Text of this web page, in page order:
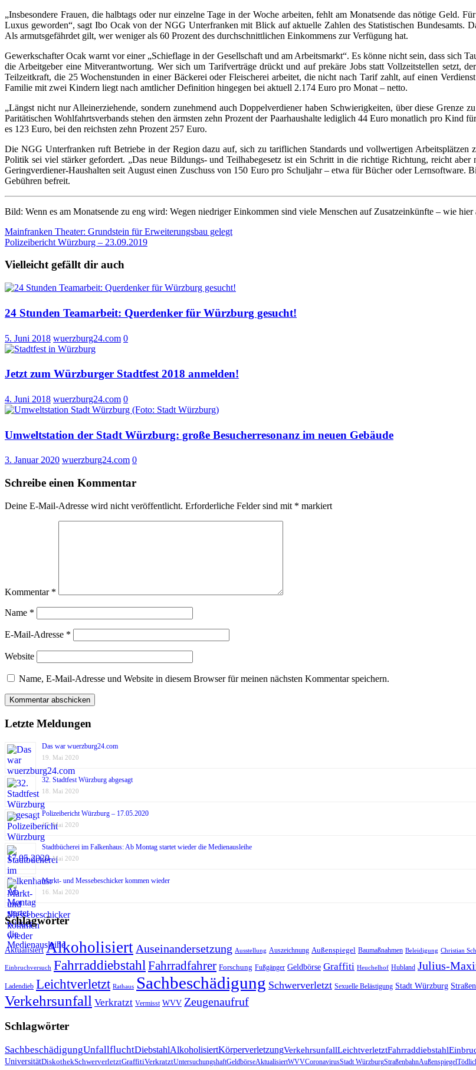
„Insbesondere Frauen, die halbtags oder nur einzelne Tage in der Woche arbeiten, fehlt am Monatsende das nötige Geld.
Luxus geworden“, sagt Ibo Ocak von der NGG Unterfranken mit Blick auf aktuelle Zahlen des Statistischen Bundesamts.
Als armutsgefährdet gilt, wer weniger als 60 Prozent des durchschnittlichen Einkommens zur Verfügung hat.
Gewerkschafter Ocak warnt vor einer „Schieflage in der Gesellschaft und am Arbeitsmarkt“. Es könne nicht sein, dass sich
die Arbeitgeber eine Mitverantwortung. Wer sich um Tarifverträge drückt und auf prekäre Jobs statt Vollzeitstellen setzt,
Teilzeitkraft, die 25 Wochenstunden in einer Bäckerei oder Fleischerei arbeitet, die nicht nach Tarif zahlt, auf einen
Familie mit zwei Kindern liegt nach amtlicher Definition hingegen bei aktuell 2.174 Euro pro Monat – netto.
„Längst nicht nur Alleinerziehende, sondern zunehmend auch Doppelverdiener haben Schwierigkeiten, über diese
Paritätischen Wohlfahrtsverbands stehen den ärmsten zehn Prozent der Paarhaushalte lediglich 44 Euro monatlich pro
es 123 Euro, bei den reichsten zehn Prozent 257 Euro.
Die NGG Unterfranken ruft Betriebe in der Region dazu auf, sich zu tariflichen Standards und vollwertigen
Politik sei viel stärker gefordert. „Das neue Bildungs- und Teilhabegesetz ist ein Schritt in die richtige Richtung, reicht
Geringverdiener-Haushalten seit August einen Zuschuss von 150 Euro pro Schuljahr – etwa für Bücher oder
Gebühren befreit.
Bild: Wenn es am Monatsende zu eng wird: Wegen niedriger Einkommen sind viele Menschen auf Zusatzeinkünfte – wie
Beitragsnavigation
Mainfranken Theater: Grundstein für Erweiterungsbau gelegt
Polizeibericht Würzburg – 23.09.2019
Vielleicht gefällt dir auch
24 Stunden Teamarbeit: Querdenker für Würzburg gesucht!
5. Juni 2018 wuerzburg24.com 0
Jetzt zum Würzburger Stadtfest 2018 anmelden!
4. Juni 2018 wuerzburg24.com 0
Umweltstation der Stadt Würzburg: große Besucherresonanz im neuen Gebäude
3. Januar 2020 wuerzburg24.com 0
Schreibe einen Kommentar
Deine E-Mail-Adresse wird nicht veröffentlicht. Erforderliche Felder sind mit * markiert
Kommentar *
Name *
E-Mail-Adresse *
Website
Name, E-Mail-Adresse und Website in diesem Browser für meinen nächsten Kommentar speichern.
Letzte Meldungen
Das war wuerzburg24.com
19. Mai 2020
32. Stadtfest Würzburg abgesagt
18. Mai 2020
Polizeibericht Würzburg – 17.05.2020
17. Mai 2020
Stadtbücherei im Falkenhaus: Ab Montag startet wieder die Medienausleihe
17. Mai 2020
Markt- und Messebeschicker kommen wieder
16. Mai 2020
Schlagwörter
Aktualisiert Alkoholisiert Auseinandersetzung Ausstellung Auszeichnung Außenspiegel Baumaßnahmen Beleidigung Christian
Einbruchversuch Fahrraddiebstahl Fahrradfahrer Forschung Fußgänger Geldbörse Graffiti Heuchelhof Hubland Julius-
Ladendieb Leichtverletzt Rathaus Sachbeschädigung Schwerverletzt Sexuelle Belästigung Stadt Würzburg
Verkehrsunfall Verkratzt Vermisst WVV Zeugenaufruf
Schlagwörter
SachbeschädigungUnfallfluchtDiebstahlAlkoholisiertKörperverletzungVerkehrsunfallLeichtverletztFahrraddiebstahl
UniversitätDiskothekSchwerverletztGraffitiVerkratztUntersuchungshaftGeldbörseAktualisiertWVVCoronavirusStadt WürzburgStraßenbahnAußenspiegel